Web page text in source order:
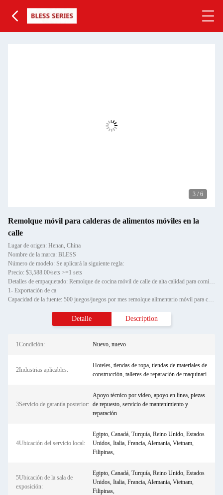
3 / 6
Remolque móvil para calderas de alimentos móviles en la
calle
Lugar de origen: Henan, China
Nombre de la marca: BLESS
Número de modelo: Se aplicará la siguiente regla:
Precio: $3,588.00/sets >=1 sets
Detalles de empaquetado: Remolque de cocina móvil de calle de alta calidad para comida al aire libre
1- Exportación de ca
Capacidad de la fuente: 500 juegos/juegos por mes remolque alimentario móvil para cocina
Detalle Description
1Condición: Nuevo, nuevo
2Industrias aplicables:
Hoteles, tiendas de ropa, tiendas de materiales de
construcción, talleres de reparación de maquinari
3Servicio de garantía posterior:
Apoyo técnico por video, apoyo en línea, piezas
de repuesto, servicio de mantenimiento y
reparación
4Ubicación del servicio local:
Egipto, Canadá, Turquía, Reino Unido, Estados
Unidos, Italia, Francia, Alemania, Vietnam,
Filipinas,
5Ubicación de la sala de
exposición:
Egipto, Canadá, Turquía, Reino Unido, Estados
Unidos, Italia, Francia, Alemania, Vietnam,
Filipinas,